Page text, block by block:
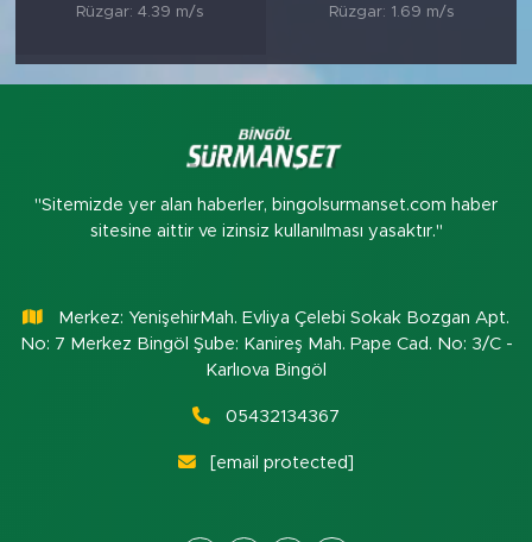
Rüzgar: 4.39 m/s
Rüzgar: 1.69 m/s
"Sitemizde yer alan haberler, bingolsurmanset.com haber
sitesine aittir ve izinsiz kullanılması yasaktır."
Merkez: YenişehirMah. Evliya Çelebi Sokak Bozgan Apt.
No: 7 Merkez Bingöl Şube: Kanireş Mah. Pape Cad. No: 3/C -
Karlıova Bingöl
05432134367
[email protected]